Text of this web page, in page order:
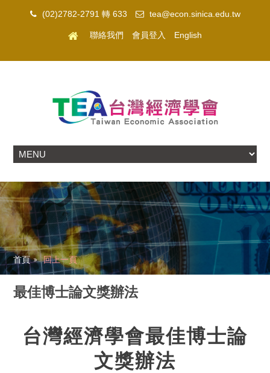
(02)2782-2791 轉 633 tea@econ.sinica.edu.tw
聯絡我們 會員登入 English
首頁 回上一頁
最佳博士論文獎辦法
台灣經濟學會最佳博士論
文獎辦法